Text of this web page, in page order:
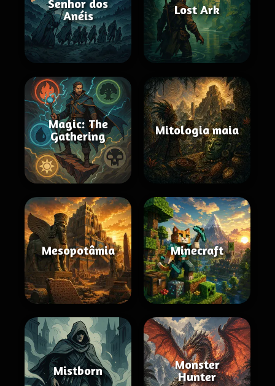
Senhor dos
Anéis
Lost Ark
Magic: The
Gathering
Mitologia maia
Mesopotâmia Minecraft
Mistborn
Monster
Hunter